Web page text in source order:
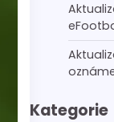
Kategorie